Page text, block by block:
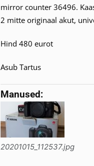
mirror counter 36496.
2 mitte originaal akut,
Hind 480 eurot
Asub Tartus
Manused:
20201015_112537.jpg